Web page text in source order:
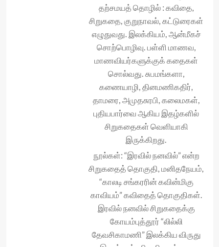
தற்சமயத் தொழில் : கவிதை,
சிறுகதை, குறுநாவல், கட்டுரைகள்
எழுதுவது. இலக்கியம், ஆன்மீகச்
சொற்பொழிவு. பள்ளி மாணவ,
மாணவியர்களுக்குக் கதைகள்
சொல்வது. சுபமங்களா,
கணையாழி, தினமணிகதிர்,
தாமரை, அமுதசுரபி, கலைமகள்,
புதியபார்வை ஆகிய இதழ்களில்
சிறுகதைகள் வெளியாகி
இருக்கிறது.
நூல்கள்: “இரவில் நனவில்” என்ற
சிறுகதைத் தொகுதி, மனிதநேயம்,
“காலடி சங்கரரின் கவின்மிகு
காவியம்” கவிதைத் தொகுதிகள்.
இரவில் நனவில் சிறுகதைக்கு
கோயம்புத்தூர் “லில்லி
தேவசிகாமணி” இலக்கிய விருது